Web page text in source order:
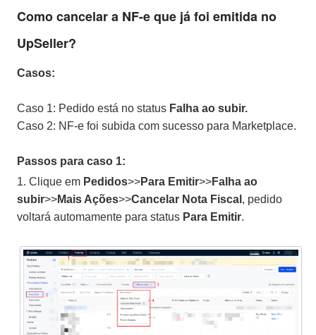
Como cancelar a NF-e que já foi emitida no
UpSeller?
Casos:
Caso 1: Pedido está no status Falha ao subir.
Caso 2: NF-e foi subida com sucesso para Marketplace.
Passos para caso 1:
1. Clique em Pedidos>>Para Emitir>>Falha ao
subir>>Mais Ações>>Cancelar Nota Fiscal , pedido
voltará automamente para status Para Emitir.